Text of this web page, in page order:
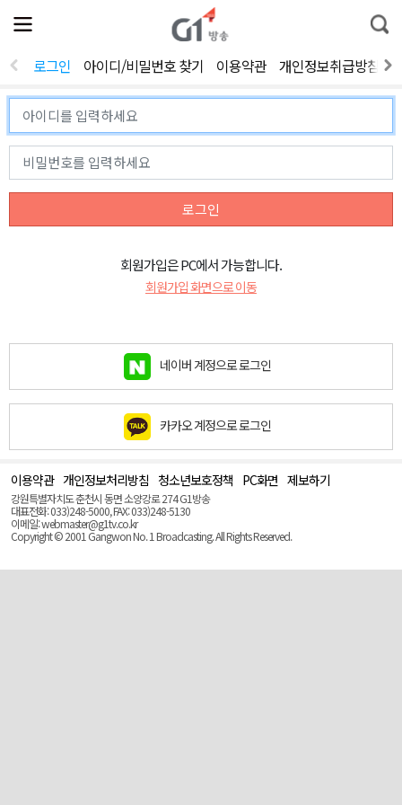
전
체
뉴
열
통
합
색
로그인 아이디/비밀번호 찾기 이용약관 개인정보취급방침
로그인
회원가입은 PC에서 가능합니다.
회원가입 화면으로 이동
네이버 계정으로 로그인
카카오 계정으로 로그인
이용약관 개인정보처리방침 청소년보호정책 PC화면 제보하기
강원특별자치도 춘천시 동면 소양강로 274 G1방송
대표전화: 033)248-5000, FAX: 033)248-5130
이메일: webmaster@g1tv.co.kr
Copyright © 2001 Gangwon No. 1 Broadcasting. All Rights Reserved.